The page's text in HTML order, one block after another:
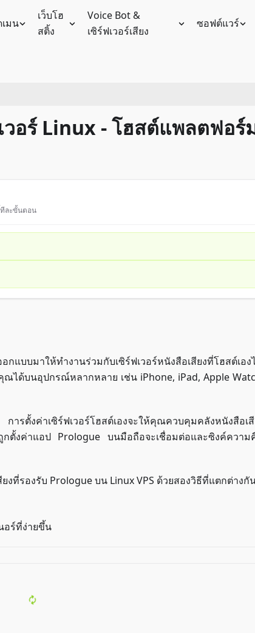
มน
เว็บโฮ
สติ้ง
Voice Bot &
เซิร์ฟเวอร์เสียง
ซอฟต์แวร์
อร์ Linux - โฮสต์แพลตฟอร์
ละขั้นตอน
แบบมาให้ทำงานร่วมกับเซิร์ฟเวอร์หนังสือเสียงที่โฮสต์เอง
ได้บนอุปกรณ์หลากหลาย เช่น iPhone, iPad, Apple
ตั้งค่าเซิร์ฟเวอร์โฮสต์เองจะให้คุณควบคุมคลังหนังสือเสี
กตั้งค่าแอป Prologue บนมือถือจะเชื่อมต่อและซิงค์ความ
ที่รองรับ Prologue บน Linux VPS ด้วยสองวิธีที่แตกต่างกั
อร์ที่ง่ายขึ้น